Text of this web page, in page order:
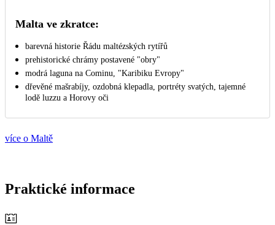
Malta ve zkratce:
barevná historie Řádu maltézských rytířů
prehistorické chrámy postavené "obry"
modrá laguna na Cominu, "Karibiku Evropy"
dřevěné mašrabíjy, ozdobná klepadla, portréty svatých, tajemné
lodě luzzu a Horovy oči
více o Maltě
Praktické informace